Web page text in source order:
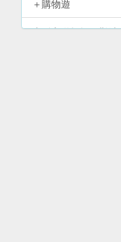
＋購物遊
大阪市道頓堀、難